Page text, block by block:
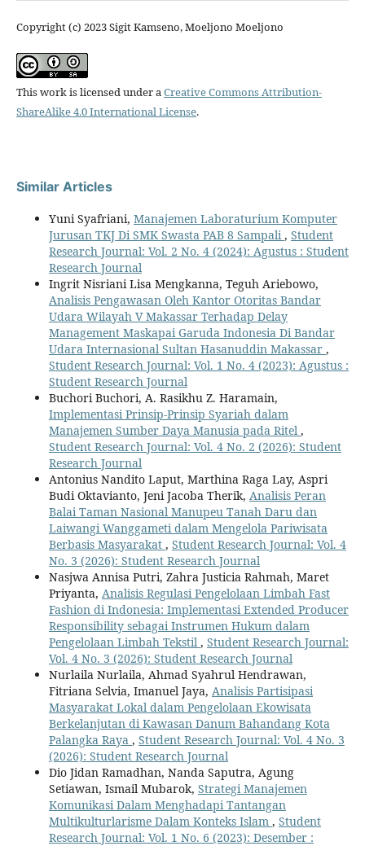
Copyright (c) 2023 Sigit Kamseno, Moeljono Moeljono
This work is licensed under a Creative Commons Attribution-
ShareAlike 4.0 International License.
Similar Articles
Yuni Syafriani, Manajemen Laboraturium Komputer
Jurusan TKJ Di SMK Swasta PAB 8 Sampali , Student
Research Journal: Vol. 2 No. 4 (2024): Agustus : Student
Research Journal
Ingrit Nisriani Lisa Mengkanna, Teguh Ariebowo,
Analisis Pengawasan Oleh Kantor Otoritas Bandar
Udara Wilayah V Makassar Terhadap Delay
Management Maskapai Garuda Indonesia Di Bandar
Udara Internasional Sultan Hasanuddin Makassar ,
Student Research Journal: Vol. 1 No. 4 (2023): Agustus :
Student Research Journal
Buchori Buchori, A. Rasikhu Z. Haramain,
Implementasi Prinsip-Prinsip Syariah dalam
Manajemen Sumber Daya Manusia pada Ritel ,
Student Research Journal: Vol. 4 No. 2 (2026): Student
Research Journal
Antonius Nandito Laput, Marthina Raga Lay, Aspri
Budi Oktavianto, Jeni Jacoba Therik, Analisis Peran
Balai Taman Nasional Manupeu Tanah Daru dan
Laiwangi Wanggameti dalam Mengelola Pariwisata
Berbasis Masyarakat , Student Research Journal: Vol. 4
No. 3 (2026): Student Research Journal
Nasjwa Annisa Putri, Zahra Justicia Rahmah, Maret
Priyanta, Analisis Regulasi Pengelolaan Limbah Fast
Fashion di Indonesia: Implementasi Extended Producer
Responsibility sebagai Instrumen Hukum dalam
Pengelolaan Limbah Tekstil , Student Research Journal:
Vol. 4 No. 3 (2026): Student Research Journal
Nurlaila Nurlaila, Ahmad Syahrul Hendrawan,
Fitriana Selvia, Imanuel Jaya, Analisis Partisipasi
Masyarakat Lokal dalam Pengelolaan Ekowisata
Berkelanjutan di Kawasan Danum Bahandang Kota
Palangka Raya , Student Research Journal: Vol. 4 No. 3
(2026): Student Research Journal
Dio Jidan Ramadhan, Nanda Saputra, Agung
Setiawan, Ismail Mubarok, Strategi Manajemen
Komunikasi Dalam Menghadapi Tantangan
Multikulturlarisme Dalam Konteks Islam , Student
Research Journal: Vol. 1 No. 6 (2023): Desember :